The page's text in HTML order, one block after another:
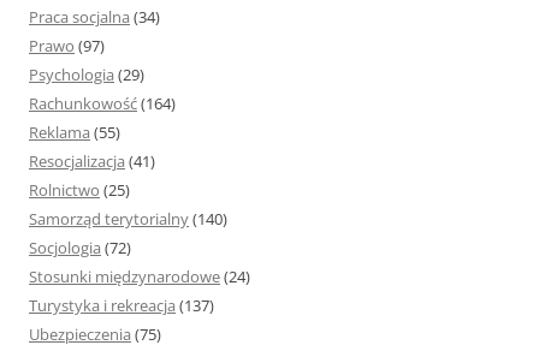
Praca socjalna (34)
Prawo (97)
Psychologia (29)
Rachunkowość(164)
Reklama (55)
Resocjalizacja (41)
Rolnictwo (25)
Samorząd terytorialny(140)
Socjologia (72)
Stosunki międzynarodowe(24)
Turystyka i rekreacja (137)
Ubezpieczenia (75)